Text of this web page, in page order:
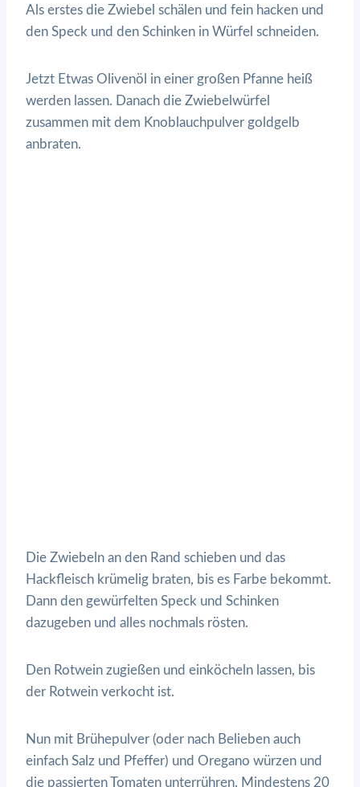
Als erstes die Zwiebel schälen und fein hacken und
den Speck und den Schinken in Würfel schneiden.
Jetzt Etwas Olivenöl in einer großen Pfanne heiß
werden lassen. Danach die Zwiebelwürfel
zusammen mit dem Knoblauchpulver goldgelb
anbraten.
Die Zwiebeln an den Rand schieben und das
Hackfleisch krümelig braten, bis es Farbe bekommt.
Dann den gewürfelten Speck und Schinken
dazugeben und alles nochmals rösten.
Den Rotwein zugießen und einköcheln lassen, bis
der Rotwein verkocht ist.
Nun mit Brühepulver (oder nach Belieben auch
einfach Salz und Pfeffer) und Oregano würzen und
die passierten Tomaten unterrühren. Mindestens 20